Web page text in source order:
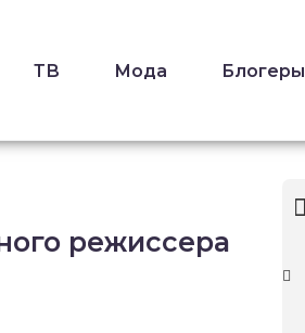
ТВ Мода Блогеры
режиссера